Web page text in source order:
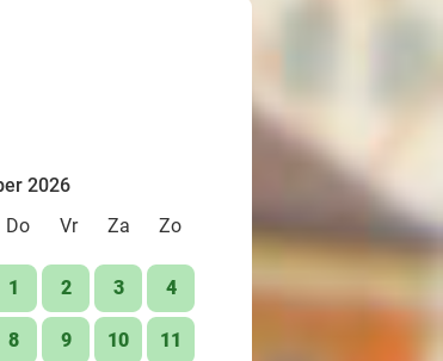
2026
Do Vr Za Zo
1 2 3 4
8 9 10 11